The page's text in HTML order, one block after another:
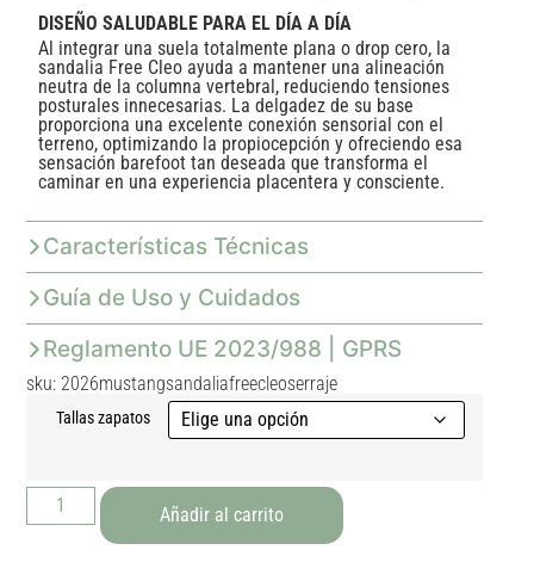
DISEÑO SALUDABLE PARA EL DÍA A DÍA
Al integrar una suela totalmente plana o drop cero, la
sandalia Free Cleo ayuda a mantener una alineación
neutra de la columna vertebral, reduciendo tensiones
posturales innecesarias. La delgadez de su base
proporciona una excelente conexión sensorial con el
terreno, optimizando la propiocepción y ofreciendo esa
sensación barefoot tan deseada que transforma el
caminar en una experiencia placentera y consciente.
Características Técnicas
Guía de Uso y Cuidados
Reglamento UE 2023/988 | GPRS
sku: 2026mustangsandaliafreecleoserraje
Tallas zapatos
Añadir al carrito